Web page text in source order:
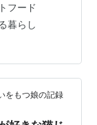
んのうんぴ
ママ…もうう
んのこだわ
ですが… 猫に
っている ロ
フード
暮らし
をもつ娘の記録